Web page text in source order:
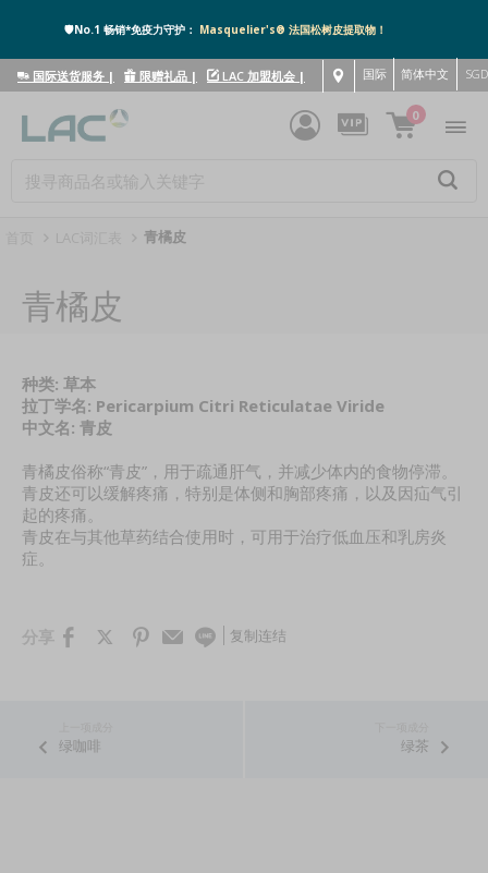
🛡️No.1 畅销*免疫力守护： Masquelier's® 法国松树皮提取物！
国际送货服务 | 限赠礼品 | LAC 加盟机会 | 国际 简体中文 SGD
0
青橘皮
青橘皮
种类: 草本
拉丁学名: Pericarpium Citri Reticulatae Viride
中文名: 青皮
青橘皮俗称“青皮”，用于疏通肝气，并减少体内的食物停滞。
青皮还可以缓解疼痛，特别是体侧和胸部疼痛，以及因疝气引
起的疼痛。
青皮在与其他草药结合使用时，可用于治疗低血压和乳房炎
症。
分享 复制连结
绿咖啡 绿茶